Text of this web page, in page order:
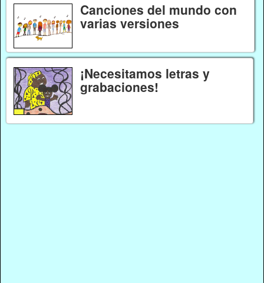
Canciones del mundo con
varias versiones
¡Necesitamos letras y
grabaciones!